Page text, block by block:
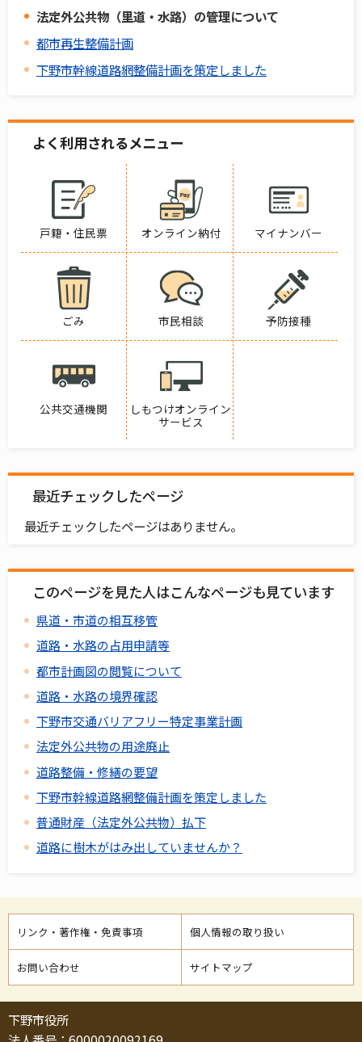
法定外公共物（里道・水路）の管理について
都市再生整備計画
下野市幹線道路網整備計画を策定しました
よく利用されるメニュー
戸籍・住民票 オンライン納付 マイナンバー
ごみ 市民相談 予防接種
公共交通機関
しもつけオンライン
サービス
最近チェックしたページ
最近チェックしたページはありません。
このページを見た人はこんなページも見ています
県道・市道の相互移管
道路・水路の占用申請等
都市計画図の閲覧について
道路・水路の境界確認
下野市交通バリアフリー特定事業計画
法定外公共物の用途廃止
道路整備・修繕の要望
下野市幹線道路網整備計画を策定しました
普通財産（法定外公共物）払下
道路に樹木がはみ出していませんか？
リンク・著作権・免責事項 個人情報の取り扱い
お問い合わせ サイトマップ
下野市役所